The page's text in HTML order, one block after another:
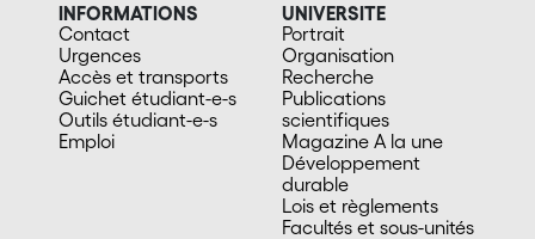
INFORMATIONS
Contact
Urgences
Accès et transports
Guichet étudiant-e-s
Outils étudiant-e-s
Emploi
UNIVERSITE
Portrait
Organisation
Recherche
Publications
scientifiques
Magazine A la une
Développement
durable
Lois et règlements
Facultés et sous-unités